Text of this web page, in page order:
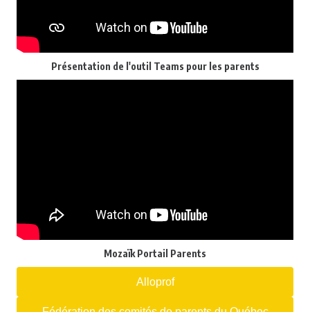
Présentation de l'outil Teams pour les parents
Mozaïk Portail Parents
Alloprof